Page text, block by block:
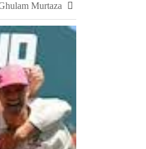
چکری اور بلکسر
مشہور سمگل
سمر فیسٹا 2026 کا اختتام، طلبہ کی ہمہ جہت صلاحیتوں کے فروغ کے لیے ایسے پروگرام ناگزیر ہیں، ڈاکٹر احسان
Murtaza